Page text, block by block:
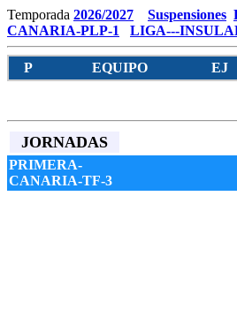
Temporada 2026/2027 Suspensiones
CANARIA-PLP-1
LIGA---
P EQUIPO EJ
JORNADAS
PRIMERA-
CANARIA-TF-3